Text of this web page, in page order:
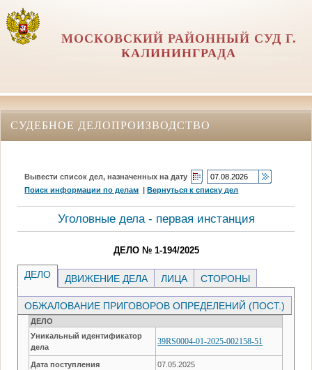
МОСКОВСКИЙ РАЙОННЫЙ СУД Г.
КАЛИНИНГРАДА
СУДЕБНОЕ ДЕЛОПРОИЗВОДСТВО
Вывести список дел, назначенных на дату
Поиск информации по делам |Вернуться к списку дел
Уголовные дела - первая инстанция
ДЕЛО № 1-194/2025
ДЕЛО ДВИЖЕНИЕ ДЕЛА ЛИЦА СТОРОНЫ
ОБЖАЛОВАНИЕ ПРИГОВОРОВ ОПРЕДЕЛЕНИЙ (ПОСТ.)
ДЕЛО
Уникальный идентификатор
дела
39RS0004-01-2025-002158-51
Дата поступления 07.05.2025